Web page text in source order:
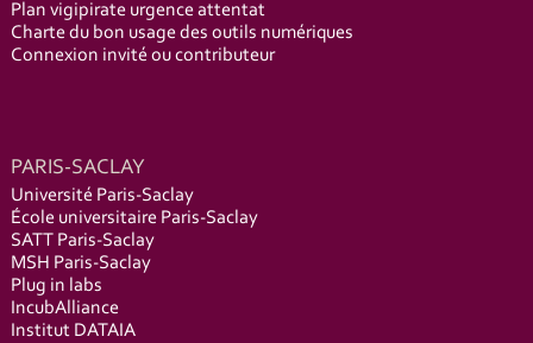
Plan vigipirate urgence attentat
Charte du bon usage des outils numériques
Connexion invité ou contributeur
PARIS-SACLAY
Université Paris-Saclay
École universitaire Paris-Saclay
SATT Paris-Saclay
MSH Paris-Saclay
Plug in labs
IncubAlliance
Institut DATAIA